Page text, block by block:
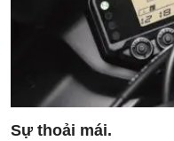
Sự thoải mái.